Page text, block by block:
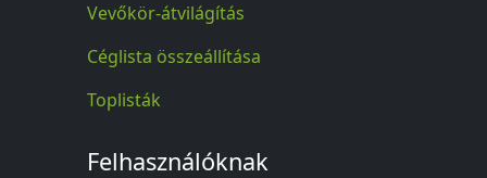
Vevőkör-átvilágítás
Céglista összeállítása
Toplisták
Felhasználóknak